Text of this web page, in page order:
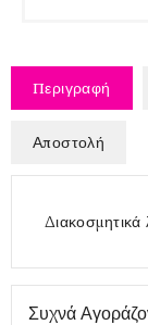
Περιγραφή
Αποστολή
Διακοσμητικά
Συχνά